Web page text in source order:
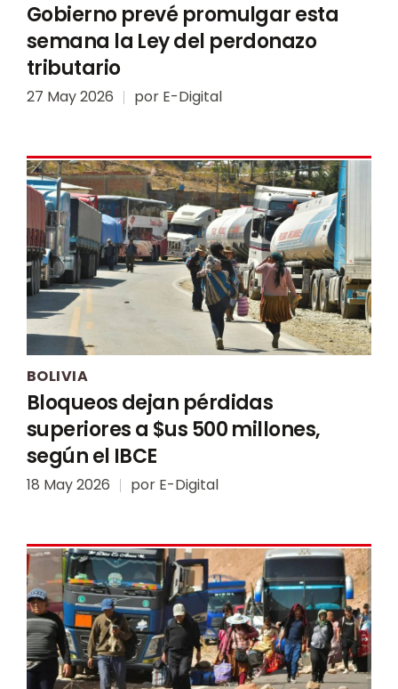
Gobierno prevé promulgar esta
semana la Ley del perdonazo
tributario
27 May 2026 por E-Digital
BOLIVIA
Bloqueos dejan pérdidas
superiores a $us 500 millones,
según el IBCE
18 May 2026 por E-Digital